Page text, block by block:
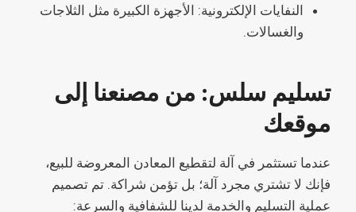
النفايات الإلكترونية: الأجهزة الكبيرة مثل الثلاجات
والغسالات.
تسليم سلس: من مصنعنا إلى
موقعك
عندما تستثمر في آلة لتقطيع المعادن المعروضة للبيع،
فإنك لا تشتري مجرد آلة؛ بل تؤمن شراكة. تم تصميم
عملية التسليم والخدمة لدينا للشفافية والسرعة: